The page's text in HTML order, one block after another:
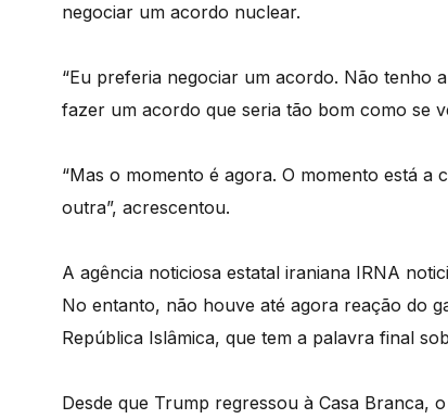
negociar um acordo nuclear.
“Eu preferia negociar um acordo. Não tenho
fazer um acordo que seria tão bom como se
“Mas o momento é agora. O momento está
outra”, acrescentou.
A agência noticiosa estatal iraniana IRNA
No entanto, não houve até agora reação do
República Islâmica, que tem a palavra final
Desde que Trump regressou à Casa Branca,